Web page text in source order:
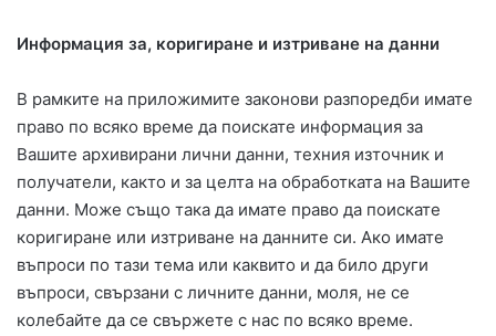
Информация за, коригиране и изтриване на данни
В рамките на приложимите законови разпоредби имате
право по всяко време да поискате информация за
Вашите архивирани лични данни, техния източник и
получатели, както и за целта на обработката на Вашите
данни. Може също така да имате право да поискате
коригиране или изтриване на данните си. Ако имате
въпроси по тази тема или каквито и да било други
въпроси, свързани с личните данни, моля, не се
колебайте да се свържете с нас по всяко време.